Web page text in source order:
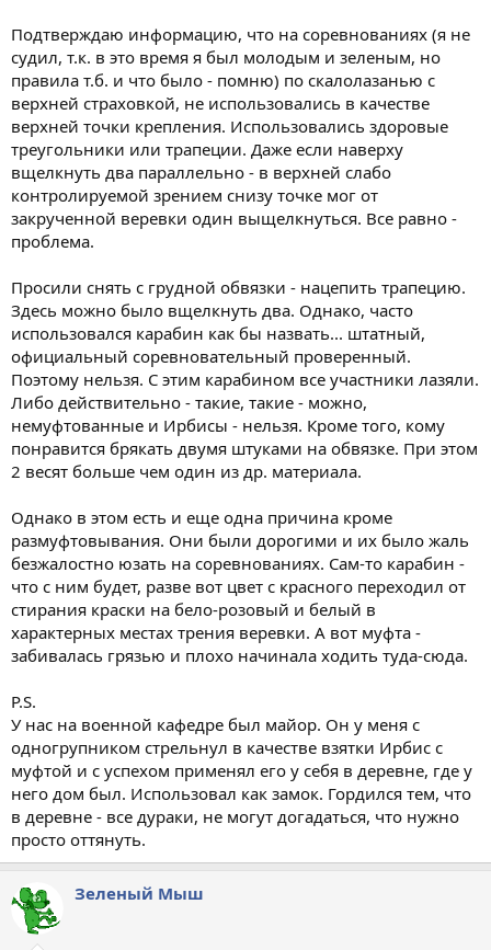
Подтверждаю информацию, что на соревнованиях (я не
судил, т.к. в это время я был молодым и зеленым, но
правила т.б. и что было - помню) по скалолазанью с
верхней страховкой, не использовались в качестве
верхней точки крепления. Использовались здоровые
треугольники или трапеции. Даже если наверху
вщелкнуть два параллельно - в верхней слабо
контролируемой зрением снизу точке мог от
закрученной веревки один выщелкнуться. Все равно -
проблема.
Просили снять с грудной обвязки - нацепить трапецию.
Здесь можно было вщелкнуть два. Однако, часто
использовался карабин как бы назвать... штатный,
официальный соревновательный проверенный.
Поэтому нельзя. С этим карабином все участники лазяли.
Либо действительно - такие, такие - можно,
немуфтованные и Ирбисы - нельзя. Кроме того, кому
понравится брякать двумя штуками на обвязке. При этом
2 весят больше чем один из др. материала.
Однако в этом есть и еще одна причина кроме
размуфтовывания. Они были дорогими и их было жаль
безжалостно юзать на соревнованиях. Сам-то карабин -
что с ним будет, разве вот цвет с красного переходил от
стирания краски на бело-розовый и белый в
характерных местах трения веревки. А вот муфта -
забивалась грязью и плохо начинала ходить туда-сюда.
P.S.
У нас на военной кафедре был майор. Он у меня с
одногрупником стрельнул в качестве взятки Ирбис с
муфтой и с успехом применял его у себя в деревне, где у
него дом был. Использовал как замок. Гордился тем, что
в деревне - все дураки, не могут догадаться, что нужно
просто оттянуть.
Зеленый Мыш